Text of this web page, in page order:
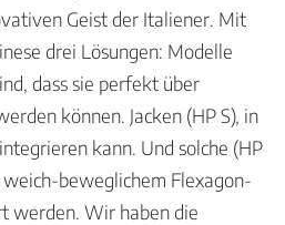
Geist der Italiener. Mit
drei Lösungen: Modelle
dass sie perfekt über
können. Jacken (HP S), in
kann. Und solche (HP
beweglichem Flexagon-
werden. Wir haben die